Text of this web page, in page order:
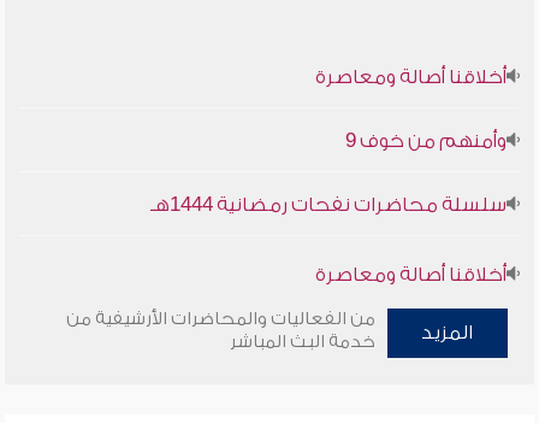
أخلاقنا أصالة ومعاصرة
وأمنهم من خوف 9
سلسلة محاضرات نفحات رمضانية 1444هـ
أخلاقنا أصالة ومعاصرة
وأمنهم من خوف 9
المزيد
من الفعاليات والمحاضرات الأرشيفية من
خدمة البث المباشر